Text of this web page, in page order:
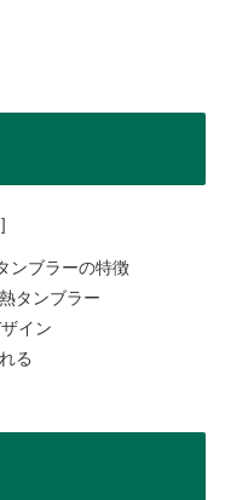
ンブラーの特徴
タンブラー
イン
る